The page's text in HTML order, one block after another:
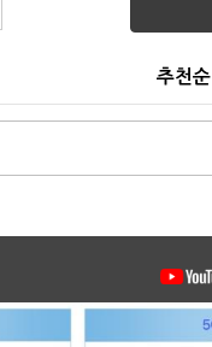
추천순